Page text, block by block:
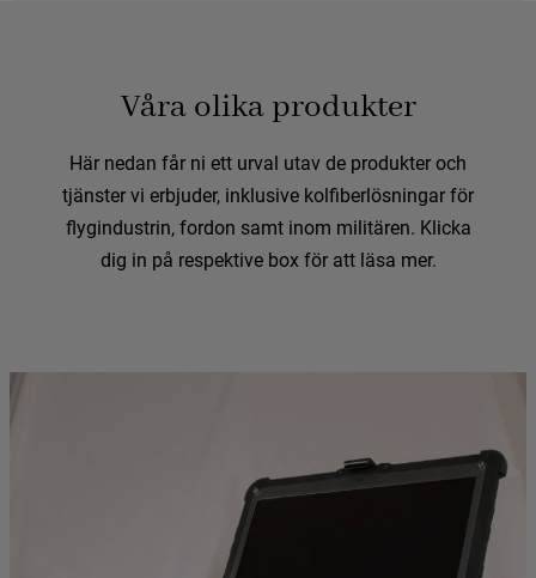
Våra olika produkter
Här nedan får ni ett urval utav de produkter och
tjänster vi erbjuder, inklusive kolfiberlösningar för
flygindustrin, fordon samt inom militären. Klicka
dig in på respektive box för att läsa mer.